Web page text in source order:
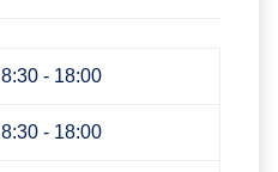
8:30 - 18:00
8:30 - 18:00